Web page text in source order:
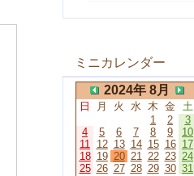
ミニカレンダー
2024年 8月
日 月 火 水 木 金 土
1
2
3
4
5 6 7 8 9
10
11 12 13 14 15 16 17
18 19 20 21 22 23 24
25 26 27 28 29 30 31